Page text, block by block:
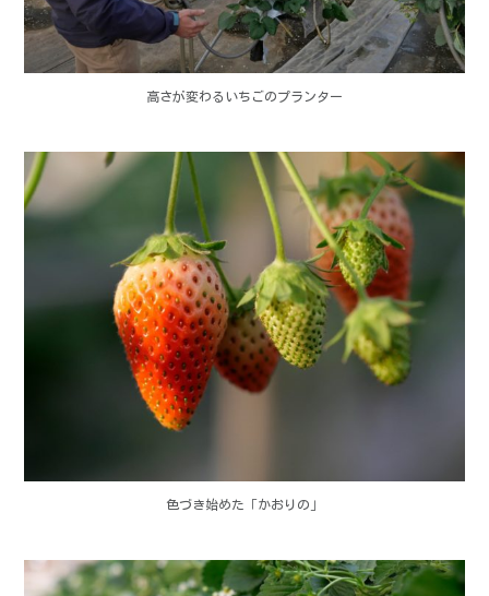
高さが変わるいちごのプランター
色づき始めた「かおりの」